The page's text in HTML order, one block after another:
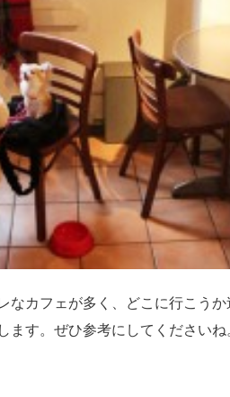
なカフェが多く、どこに行こう
す。ぜひ参考にしてくださいね